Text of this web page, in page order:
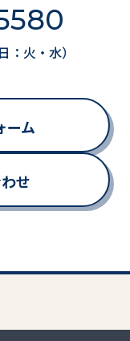
火・水）
ーム
せ